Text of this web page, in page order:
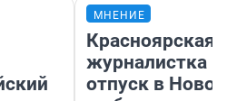
МНЕНИЕ
Красноярская
журналистка
отпуск в